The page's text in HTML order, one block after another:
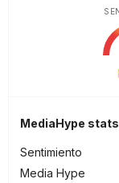
MediaHype stats
Sentimiento
Media Hype